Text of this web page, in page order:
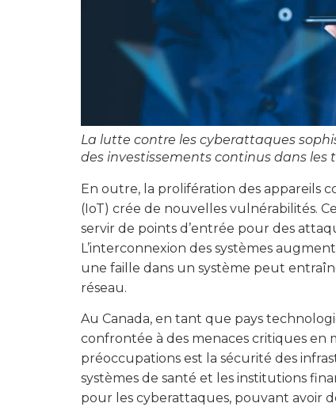
La lutte contre les cyberattaques
des investissements continus dans les
En outre, la prolifération des appareils
(IoT) crée de nouvelles vulnérabilités.
servir de points d’entrée pour des
L’interconnexion des systèmes
une faille dans un système peut
réseau.
Au Canada, en tant que pays
confrontée à des menaces critiques en
préoccupations est la sécurité des
systèmes de santé et les institutions
pour les cyberattaques, pouvant avoir